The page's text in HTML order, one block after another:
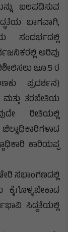
ಬಲಪಡಿಸುವ
ಭಾಗವಾಗಿ,
ಸಂದರ್ಭದಲ್ಲಿ
ಅರಿವು
ಜೂ.5 ರ
ಪ್ರದರ್ಶನ)
ತರಬೇತಿಯ
ರೀತಿಯಲ್ಲಿ
ಕಾರಿಯಪ್ಪ
ಸಭಾಂಗಣದಲ್ಲಿ
ಸಿದ್ದತೆಯಲ್ಲಿ